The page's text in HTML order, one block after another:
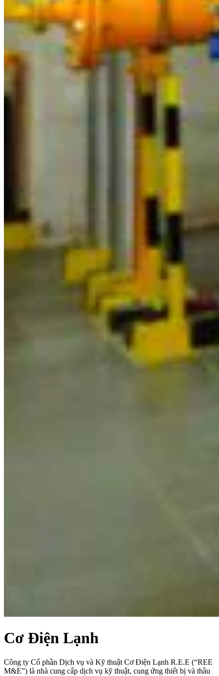
Cơ Điện Lạnh
Công ty Cổ phần Dịch vụ và Kỹ thuật Cơ Điện Lạnh R.E.E (“REE
M&E”) là nhà cung cấp dịch vụ kỹ thuật, cung ứng thiết bị và thầu